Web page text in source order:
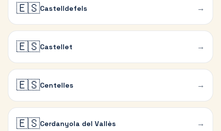
🇪🇸Castelldefels →
🇪🇸Castellet →
🇪🇸Centelles →
🇪🇸Cerdanyola del Vallès →